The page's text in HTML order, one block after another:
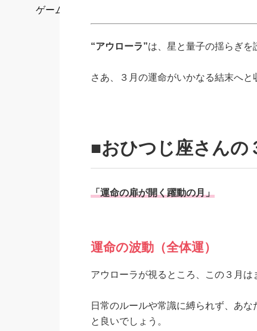
ゲーム
“アウローラ”は、星と量子の揺らぎを
さあ、３月の運命がいかなる結末へ
■おひつじ座さんの
「運命の扉が開く躍動の月」
運命の波動（全体運）
アウローラが視るところ、この３月は
日常のルールや常識に縛られず、あ
と良いでしょう。